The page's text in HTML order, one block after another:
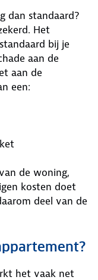
dan standaard?
Het
bij je
aan de
aan de
een:
de woning,
kosten doet
deel van de
het vaak net